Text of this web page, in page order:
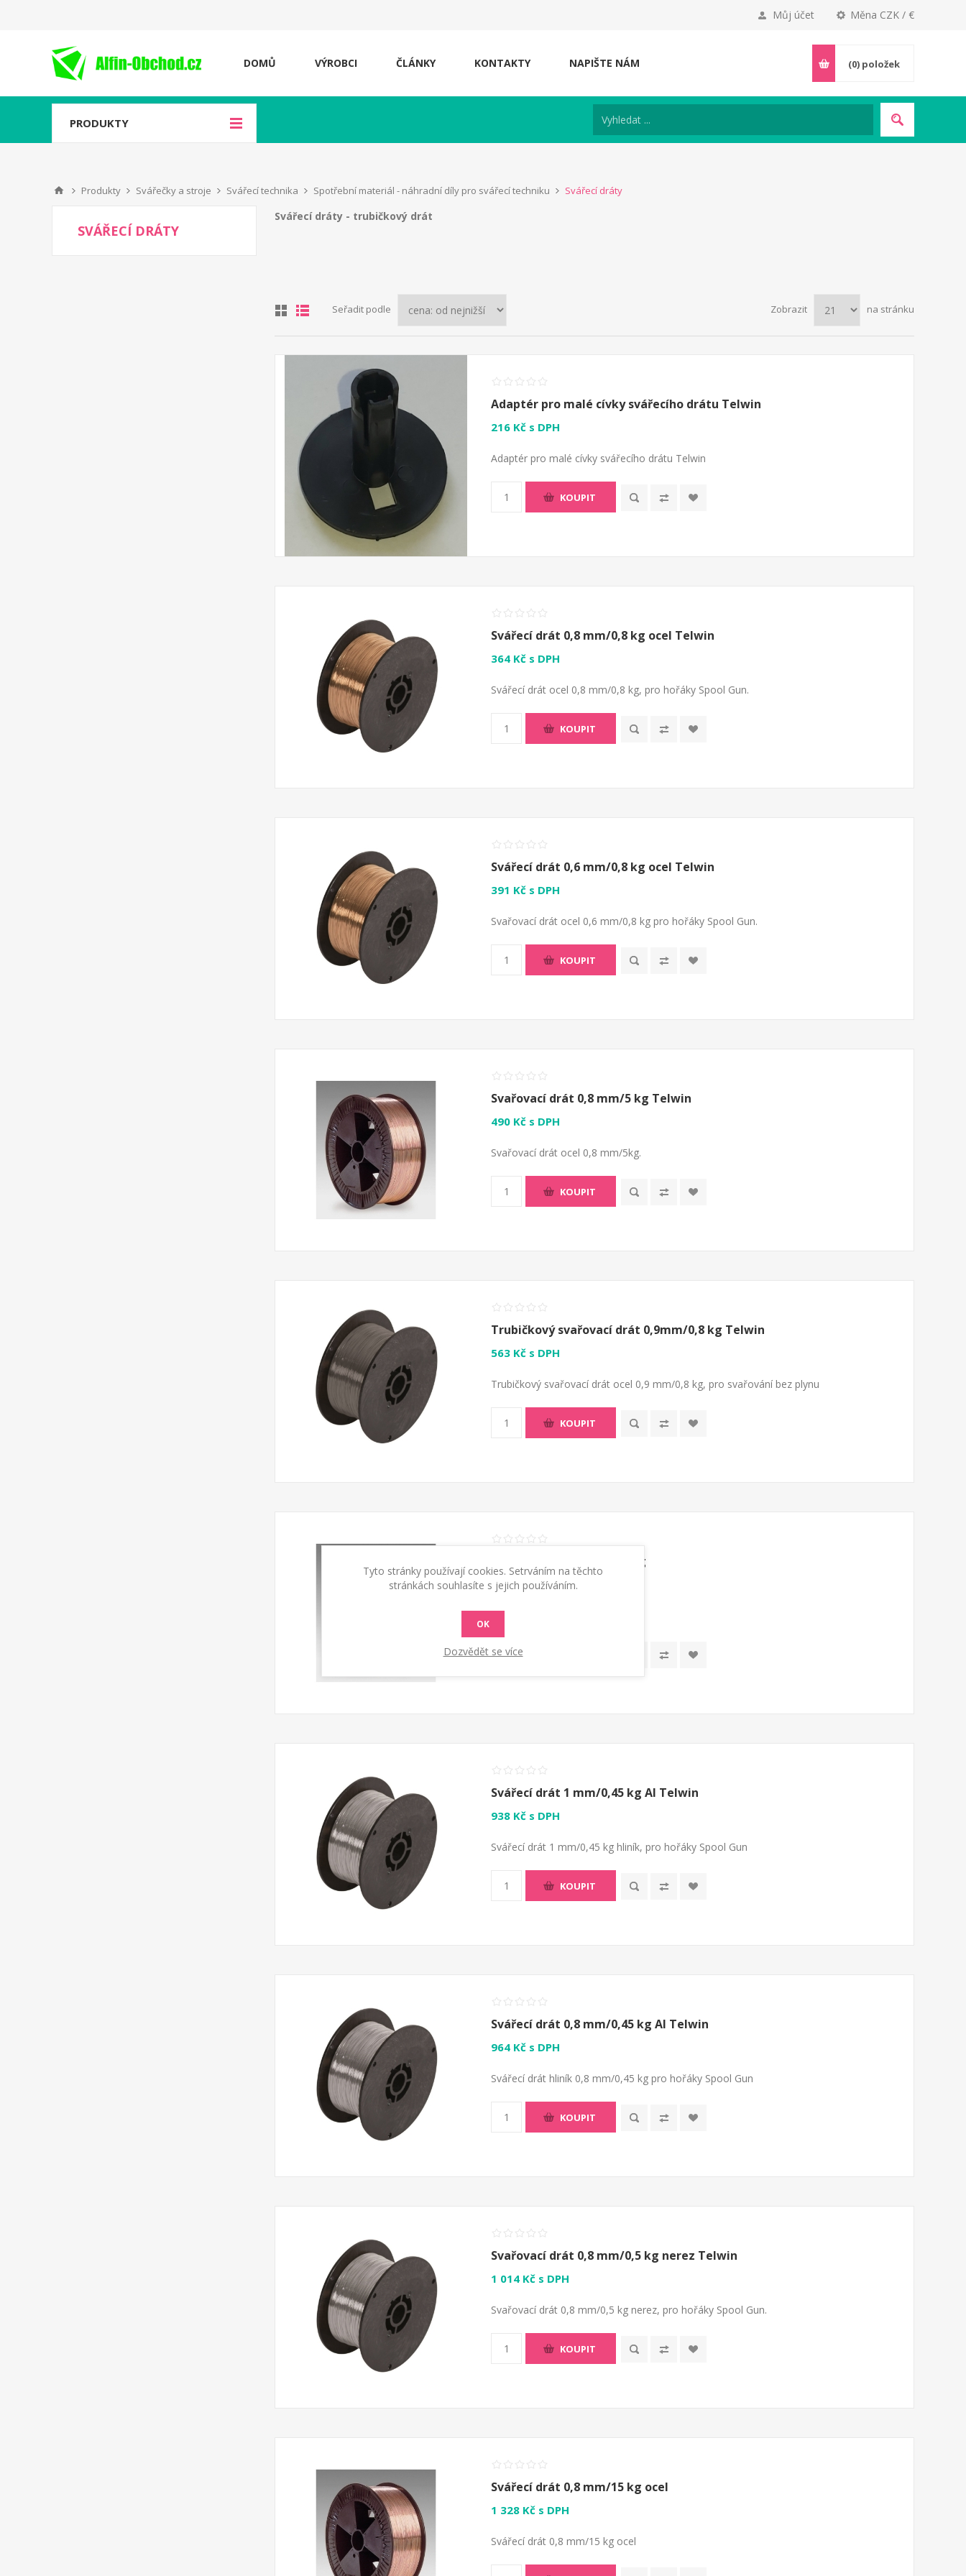
Měna CZK / €
Můj účet
DOMŮ VÝROBCI ČLÁNKY KONTAKTY NAPIŠTE NÁM (0) položek
PRODUKTY
Produkty Svářečky a stroje Svářecí technika Spotřební materiál - náhradní díly pro svářecí techniku Svářecí dráty
Svářecí dráty - trubičkový drát
Seřadit podle Zobrazit na stránku
Adaptér pro malé cívky svářecího drátu Telwin
216 Kč s DPH
Adaptér pro malé cívky svářecího drátu Telwin
KOUPIT
Svářecí drát 0,8 mm/0,8 kg ocel Telwin
364 Kč s DPH
Svářecí drát ocel 0,8 mm/0,8 kg, pro hořáky Spool Gun.
KOUPIT
Svářecí drát 0,6 mm/0,8 kg ocel Telwin
391 Kč s DPH
Svařovací drát ocel 0,6 mm/0,8 kg pro hořáky Spool Gun.
KOUPIT
Svařovací drát 0,8 mm/5 kg Telwin
490 Kč s DPH
Svařovací drát ocel 0,8 mm/5kg.
KOUPIT
Trubičkový svařovací drát 0,9mm/0,8 kg Telwin
563 Kč s DPH
Trubičkový svařovací drát ocel 0,9 mm/0,8 kg, pro svařování bez plynu
KOUPIT
Svařovací drát 0,6mm/5 kg
581 Kč s DPH
Svařovací drát 0,6 mm/5kg
Svářecí drát 1 mm/0,45 kg Al Telwin
938 Kč s DPH
Svářecí drát 1 mm/0,45 kg hliník, pro hořáky Spool Gun
KOUPIT
Svářecí drát 0,8 mm/0,45 kg Al Telwin
964 Kč s DPH
Svářecí drát hliník 0,8 mm/0,45 kg pro hořáky Spool Gun
KOUPIT
Svařovací drát 0,8 mm/0,5 kg nerez Telwin
1 014 Kč s DPH
Svařovací drát 0,8 mm/0,5 kg nerez, pro hořáky Spool Gun.
KOUPIT
Svářecí drát 0,8 mm/15 kg ocel
1 328 Kč s DPH
Svářecí drát 0,8 mm/15 kg ocel
SVÁŘECÍ DRÁTY
Tyto stránky používají cookies. Setrváním na těchto
stránkách souhlasíte s jejich používáním.
OK
Dozvědět se více